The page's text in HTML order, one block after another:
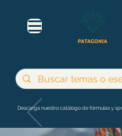
Descarga nuestro catálogo de fórmulas y